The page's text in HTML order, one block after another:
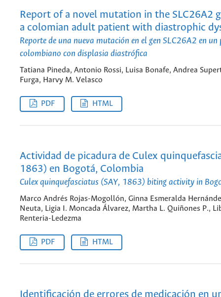
Report of a novel mutation in the SLC26A2
a colomian adult patient with diastrophic
Reporte de una nueva mutación en el gen SLC26A2 en
colombiano con displasia diastrófica
Tatiana Pineda, Antonio Rossi, Luisa Bonafe, Andrea
Furga, Harvy M. Velasco
PDF HTML
Actividad de picadura de Culex
1863) en Bogotá, Colombia
Culex quinquefasciatus (SAY, 1863) biting activity in
Marco Andrés Rojas-Mogollón, Ginna Esmeralda
Neuta, Ligia I. Moncada Álvarez, Martha L. Quiñones P.,
Renteria-Ledezma
PDF HTML
Identificación de errores de medicación en